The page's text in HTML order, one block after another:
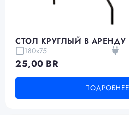
СТОЛ КРУГЛЫЙ В АРЕНДУ
180х75
25,00 BR
ПОДРОБНЕЕ